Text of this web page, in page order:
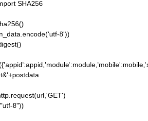
SHA256
8'))
8"))